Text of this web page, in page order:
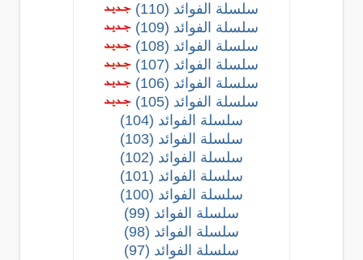
سلسلة الفوائد (110)
سلسلة الفوائد (109)
سلسلة الفوائد (108)
سلسلة الفوائد (107)
سلسلة الفوائد (106)
سلسلة الفوائد (105)
سلسلة الفوائد (104)
سلسلة الفوائد (103)
سلسلة الفوائد (102)
سلسلة الفوائد (101)
سلسلة الفوائد (100)
سلسلة الفوائد (99)
سلسلة الفوائد (98)
سلسلة الفوائد (97)